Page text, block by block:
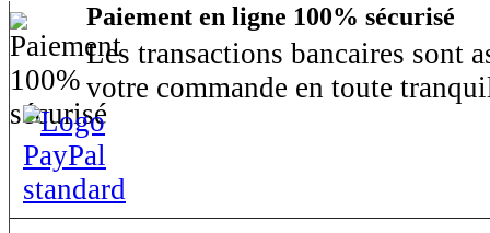
Paiement en ligne 100% sécurisé
Les transactions bancaires sont
votre commande en toute